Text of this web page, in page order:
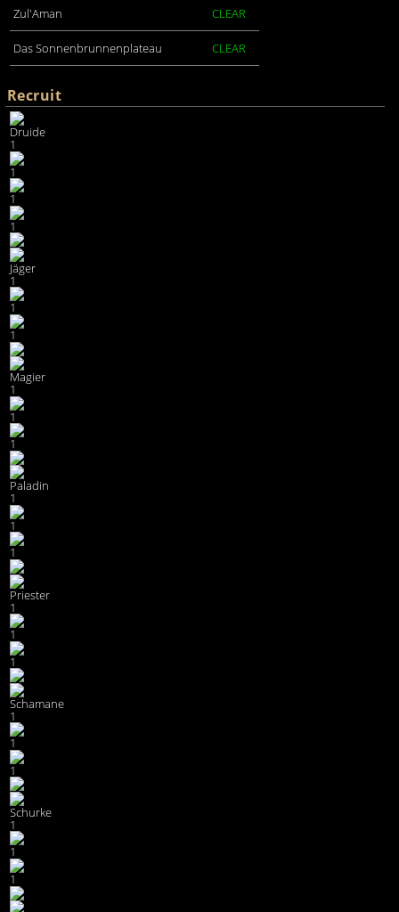
Zul'Aman CLEAR
Das Sonnenbrunnenplateau CLEAR
Recruit
Druide
1
1
1
1
Jäger
1
1
1
Magier
1
1
1
Paladin
1
1
1
Priester
1
1
1
Schamane
1
1
1
Schurke
1
1
1